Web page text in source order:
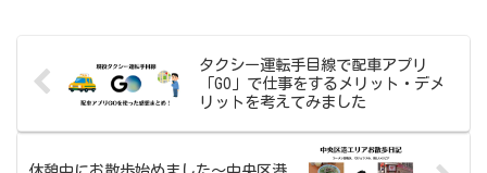
タクシー運転手目線で配車アプリ
「GO」で仕事をするメリット・デメ
リットを考えてみました